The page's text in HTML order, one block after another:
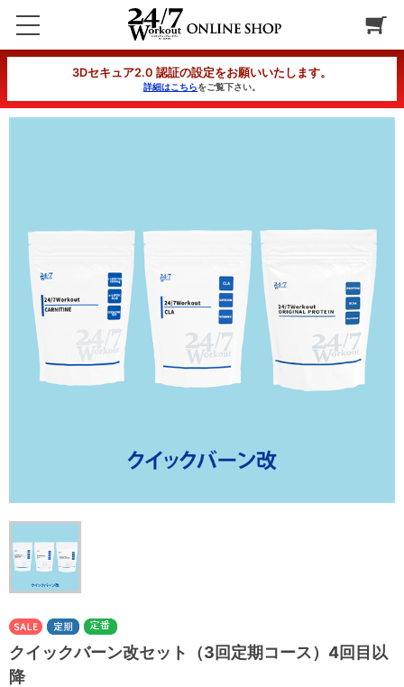
クイックバーン改セット（3回定期コース）4回目以降
3Dセキュア2.0 認証の設定をお願いいたします。
詳細はこちらをご覧下さい。
クイックバーン改セット（3回定期コース）4回目以
降